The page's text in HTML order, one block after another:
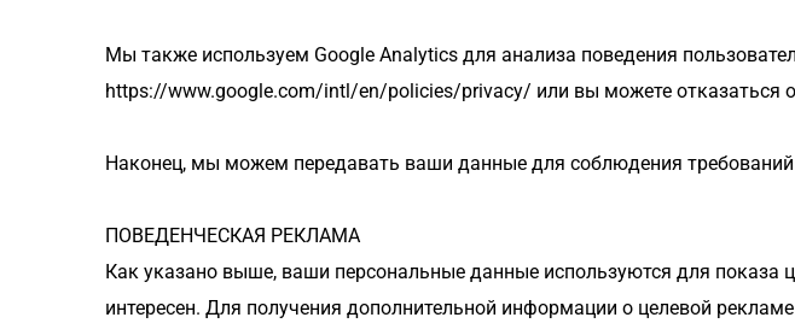
Мы также используем Google Analytics для анализа поведения
https://www.google.com/intl/en/policies/privacy/ или вы можете отказаться
Наконец, мы можем передавать ваши данные для соблюдения
ПОВЕДЕНЧЕСКАЯ РЕКЛАМА
Как указано выше, ваши персональные данные используются для
интересен. Для получения дополнительной информации о целевой